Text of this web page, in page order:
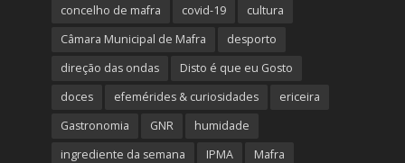
concelho de mafra
covid-19
cultura
Câmara Municipal de Mafra
desporto
direção das ondas
Disto é que eu Gosto
doces
efemérides & curiosidades
ericeira
Gastronomia
GNR
humidade
ingrediente da semana
IPMA Mafra